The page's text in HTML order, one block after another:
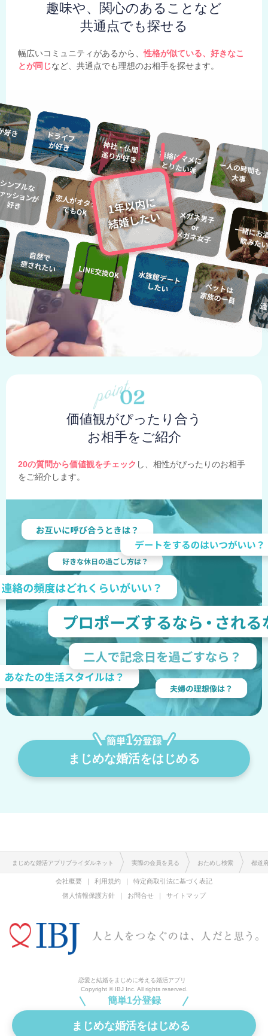
趣味や、関心のあることなど
共通点でも探せる
幅広いコミュニティがあるから、性格が似ている、好きなこ
とが同じなど、共通点でも理想のお相手を探せます。
価値観がぴったり合う
お相手をご紹介
20の質問から価値観をチェック し、相性がぴったりのお相手
をご紹介します。
まじめな婚活をはじめる
簡単1分登録
まじめな婚活をはじめる
まじめな婚活アプリブライダルネット 実際の会員を見る おためし検索 都道
会社概要 利用規約
特定商取引法に基づく表記
個人情報保護方針
お問合せ サイトマップ
恋愛と結婚をまじめに考える婚活アプリ
Copyright © IBJ Inc. All rights reserved.